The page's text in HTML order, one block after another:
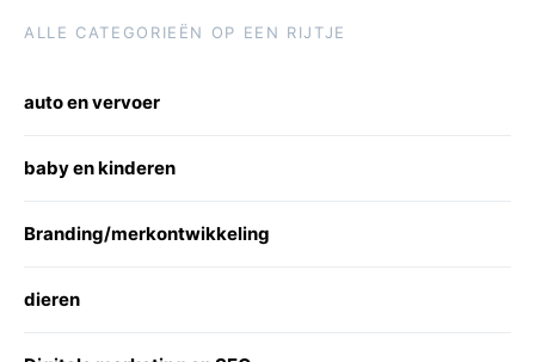
ALLE CATEGORIEËN OP EEN RIJTJE
auto en vervoer
baby en kinderen
Branding/merkontwikkeling
dieren